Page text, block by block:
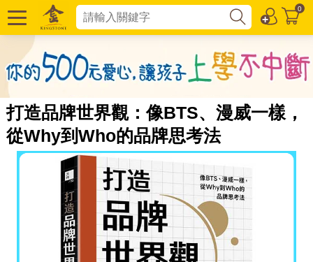
0
打造品牌世界觀：像BTS、漫威一樣，
從Why到Who的品牌思考法